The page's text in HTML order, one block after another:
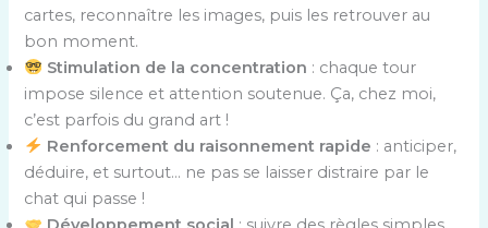
cartes, reconnaître les images, puis les retrouver au
bon moment.
Stimulation de la concentration : chaque tour
impose silence et attention soutenue. Ça, chez moi,
c’est parfois du grand art !
Renforcement du raisonnement rapide : anticiper,
déduire, et surtout… ne pas se laisser distraire par le
chat qui passe !